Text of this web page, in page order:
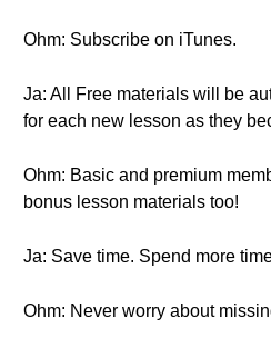
Ohm: Subscribe on iTunes.
Ja: All Free materials will be
for each new lesson as they
Ohm: Basic and premium
bonus lesson materials too!
Ja: Save time. Spend more
Ohm: Never worry about